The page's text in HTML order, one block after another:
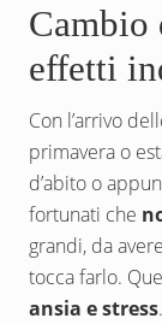
Cambio
effetti
Con l’arrivo
primavera o
d’abito o
fortunati che
grandi, da
tocca farlo.
ansia e stress.